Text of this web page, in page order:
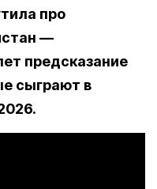
про
—
предсказание
сыграют в